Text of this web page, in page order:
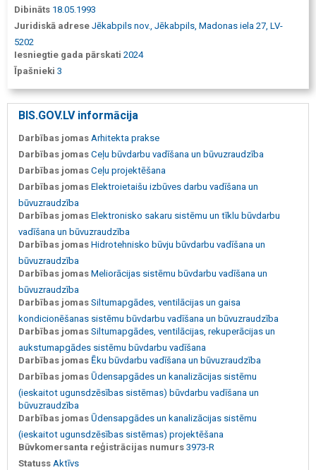
Dibināts 18.05.1993
Juridiskā adrese Jēkabpils nov., Jēkabpils, Madonas iela 27, LV-
5202
Iesniegtie gada pārskati 2024
Īpašnieki 3
BIS.GOV.LV informācija
Darbības jomas Arhitekta prakse
Darbības jomas Ceļu būvdarbu vadīšana un būvuzraudzība
Darbības jomas Ceļu projektēšana
Darbības jomas Elektroietaišu izbūves darbu vadīšana un
būvuzraudzība
Darbības jomas Elektronisko sakaru sistēmu un tīklu būvdarbu
vadīšana un būvuzraudzība
Darbības jomas Hidrotehnisko būvju būvdarbu vadīšana un
būvuzraudzība
Darbības jomas Meliorācijas sistēmu būvdarbu vadīšana un
būvuzraudzība
Darbības jomas Siltumapgādes, ventilācijas un gaisa
kondicionēšanas sistēmu būvdarbu vadīšana un būvuzraudzība
Darbības jomas Siltumapgādes, ventilācijas, rekuperācijas un
aukstumapgādes sistēmu būvdarbu vadīšana
Darbības jomas Ēku būvdarbu vadīšana un būvuzraudzība
Darbības jomas Ūdensapgādes un kanalizācijas sistēmu
(ieskaitot ugunsdzēsības sistēmas) būvdarbu vadīšana un
būvuzraudzība
Darbības jomas Ūdensapgādes un kanalizācijas sistēmu
(ieskaitot ugunsdzēsības sistēmas) projektēšana
Būvkomersanta reģistrācijas numurs 3973-R
Statuss Aktīvs